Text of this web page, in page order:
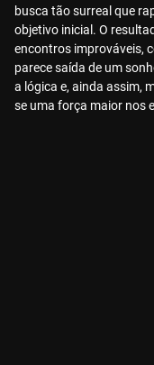
busca tão surreal que
objetivo inicial. O
encontros improváveis,
parece saída de um
a lógica e, ainda assim,
se uma força maior nos